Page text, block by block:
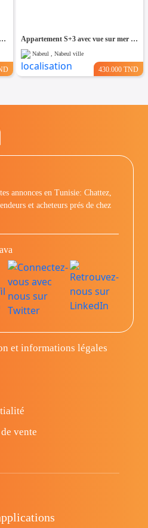
(S+1) Directe Promoteur à Hergla Lotissement AFH Appartement S+3 avec vue sur mer – 192 m²
Nabeul , Nabeul ville
430.000 TND
annonces en Tunisie: Chattez,
et acheteurs prés de chez
et informations légales
vente